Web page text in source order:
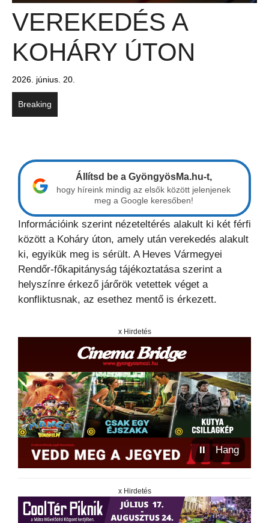
VEREKEDÉS A
KOHÁRY ÚTON
2026. június. 20.
Breaking
Állítsd be a GyöngyösMa.hu-t,
hogy híreink mindig az elsők között jelenjenek
meg a Google keresőben!
Információink szerint nézeteltérés alakult ki két férfi
között a Koháry úton, amely után verekedés alakult
ki, egyikük meg is sérült. A Heves Vármegyei
Rendőr-főkapitányság tájékoztatása szerint a
helyszínre érkező járőrök vetettek véget a
konfliktusnak, az esethez mentő is érkezett.
x Hirdetés
⏸ Hang
x Hirdetés